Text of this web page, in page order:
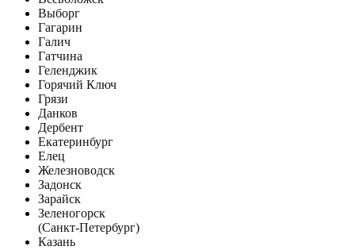
Выборг
Гагарин
Галич
Гатчина
Геленджик
Горячий Ключ
Грязи
Данков
Дербент
Екатеринбург
Елец
Железноводск
Задонск
Зарайск
Зеленогорск
(Санкт-Петербург)
Казань